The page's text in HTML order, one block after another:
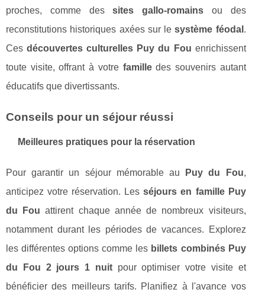
proches, comme dessites gallo-romains ou des
reconstitutions historiques axées sur lesystème féodal .
Cesdécouvertes culturelles Puy du Fou enrichissent
toute visite, offrant à votre familledes souvenirs autant
éducatifs que divertissants.
Conseils pour un séjour réussi
Meilleures pratiques pour la réservation
Pour garantir un séjour mémorable au Puy du Fou,
anticipez votre réservation. Lesséjours en famille Puy
du Fou attirent chaque année de nombreux visiteurs,
notamment durant les périodes de vacances. Explorez
les différentes options comme les billets combinés Puy
du Fou 2 jours 1 nuitpour optimiser votre visite et
bénéficier des meilleurs tarifs. Planifiez à l'avance vos